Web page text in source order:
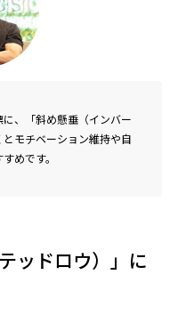
、「斜め懸垂（インバー
モチベーション維持や自
めです。
ッドロウ）」に